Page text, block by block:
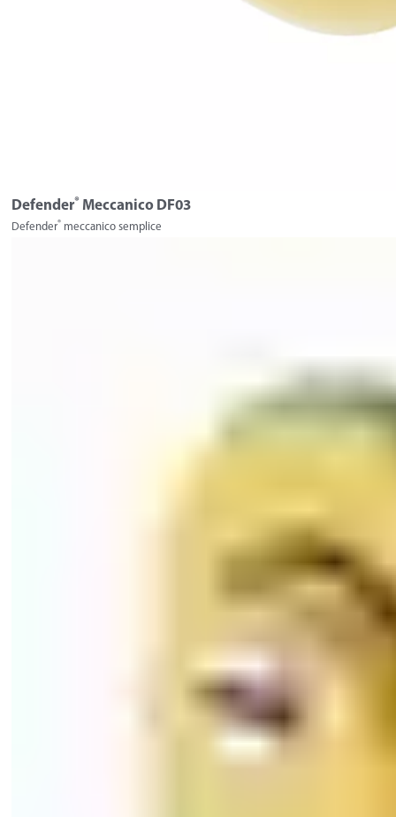
Defender® Meccanico DF03
Defender® meccanico semplice